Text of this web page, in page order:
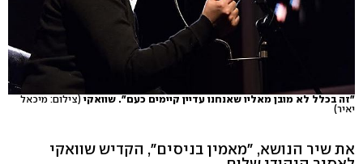
"זה בכלל לא מובן מאליו שאנחנו עדיין קיימים כעם". שוואקי(צילום: מיכאל
יאיר)
את שיר הנושא, "מאמין בניסים", הקדיש שוואקי